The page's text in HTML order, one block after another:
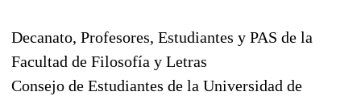
Decanato, Profesores, Estudiantes y PAS de la
Facultad de Filosofía y Letras
Consejo de Estudiantes de la Universidad de